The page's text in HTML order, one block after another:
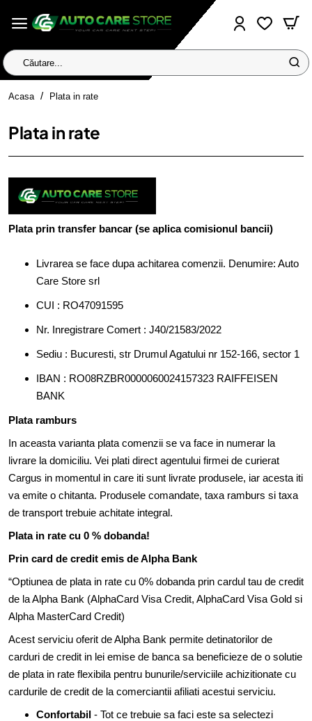
Căutare...
Acasa homePlata in rate
Plata in rate
Plata prin transfer bancar (se aplica comisionul bancii)
Livrarea se face dupa achitarea comenzii. Denumire: Auto
Care Store srl
CUI : RO47091595
Nr. Inregistrare Comert : J40/21583/2022
Sediu : Bucuresti, str Drumul Agatului nr 152-166, sector 1
IBAN : RO08RZBR0000060024157323 RAIFFEISEN
BANK
Plata ramburs
In aceasta varianta plata comenzii se va face in numerar la
livrare la domiciliu. Vei plati direct agentului firmei de curierat
Cargus in momentul in care iti sunt livrate produsele, iar acesta iti
va emite o chitanta. Produsele comandate, taxa ramburs si taxa
de transport trebuie achitate integral.
Plata in rate cu 0 % dobanda!
Prin card de credit emis de Alpha Bank
“Optiunea de plata in rate cu 0% dobanda prin cardul tau de credit
de la Alpha Bank (AlphaCard Visa Credit, AlphaCard Visa Gold si
Alpha MasterCard Credit)
Acest serviciu oferit de Alpha Bank permite detinatorilor de
carduri de credit in lei emise de banca sa beneficieze de o solutie
de plata in rate flexibila pentru bunurile/serviciile achizitionate cu
cardurile de credit de la comerciantii afiliati acestui serviciu.
Confortabil - Tot ce trebuie sa faci este sa selectezi